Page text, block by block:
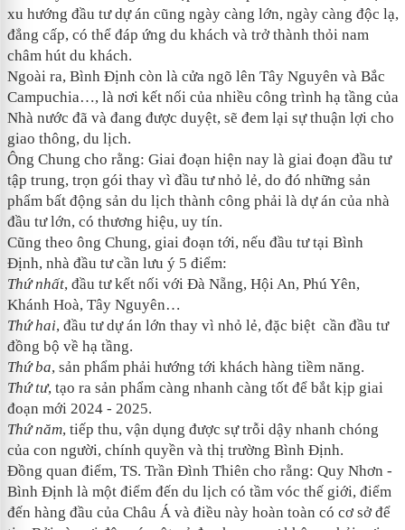
xu hướng đầu tư dự án cũng ngày càng lớn, ngày càng độc lạ,
đẳng cấp, có thể đáp ứng du khách và trở thành thỏi nam
châm hút du khách.
Ngoài ra, Bình Định còn là cửa ngõ lên Tây Nguyên và Bắc
Campuchia…, là nơi kết nối của nhiều công trình hạ tầng của
Nhà nước đã và đang được duyệt, sẽ đem lại sự thuận lợi cho
giao thông, du lịch.
Ông Chung cho rằng: Giai đoạn hiện nay là giai đoạn đầu tư
tập trung, trọn gói thay vì đầu tư nhỏ lẻ, do đó những sản
phẩm bất động sản du lịch thành công phải là dự án của nhà
đầu tư lớn, có thương hiệu, uy tín.
Cũng theo ông Chung, giai đoạn tới, nếu đầu tư tại Bình
Định, nhà đầu tư cần lưu ý 5 điểm:
Thứ nhất, đầu tư kết nối với Đà Nẵng, Hội An, Phú Yên,
Khánh Hoà, Tây Nguyên…
Thứ hai, đầu tư dự án lớn thay vì nhỏ lẻ, đặc biệt cần đầu tư
đồng bộ về hạ tầng.
Thứ ba, sản phẩm phải hướng tới khách hàng tiềm năng.
Thứ tư, tạo ra sản phẩm càng nhanh càng tốt để bắt kịp giai
đoạn mới 2024 - 2025.
Thứ năm, tiếp thu, vận dụng được sự trỗi dậy nhanh chóng
của con người, chính quyền và thị trường Bình Định.
Đồng quan điểm, TS. Trần Đình Thiên cho rằng: Quy Nhơn -
Bình Định là một điểm đến du lịch có tầm vóc thế giới, điểm
đến hàng đầu của Châu Á và điều này hoàn toàn có cơ sở để